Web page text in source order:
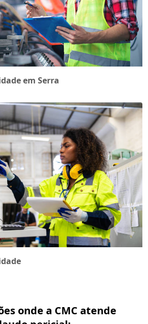
em Serra
onde a CMC atende